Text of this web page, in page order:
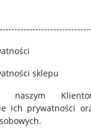
sklepu
naszym
ich prywatności